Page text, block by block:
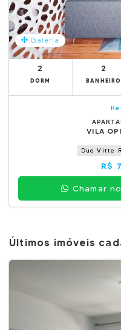
Galeria
2
DORM
2
BANHEIRO
VILA
Due Vitte
R$
Chamar
Últimos imóveis